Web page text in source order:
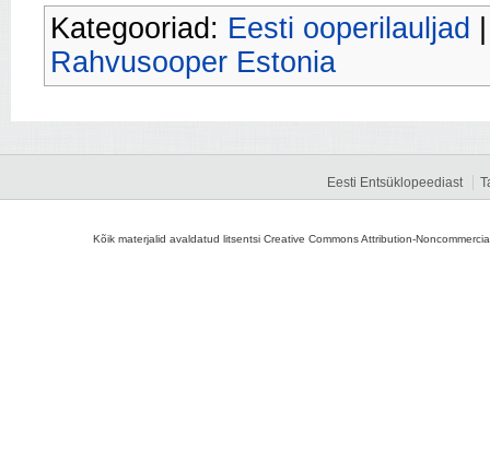
Kategooriad: Eesti ooperilauljad
Rahvusooper Estonia
Eesti Entsüklopeediast
Kõik materjalid avaldatud litsentsi Creative Commons Attribution-